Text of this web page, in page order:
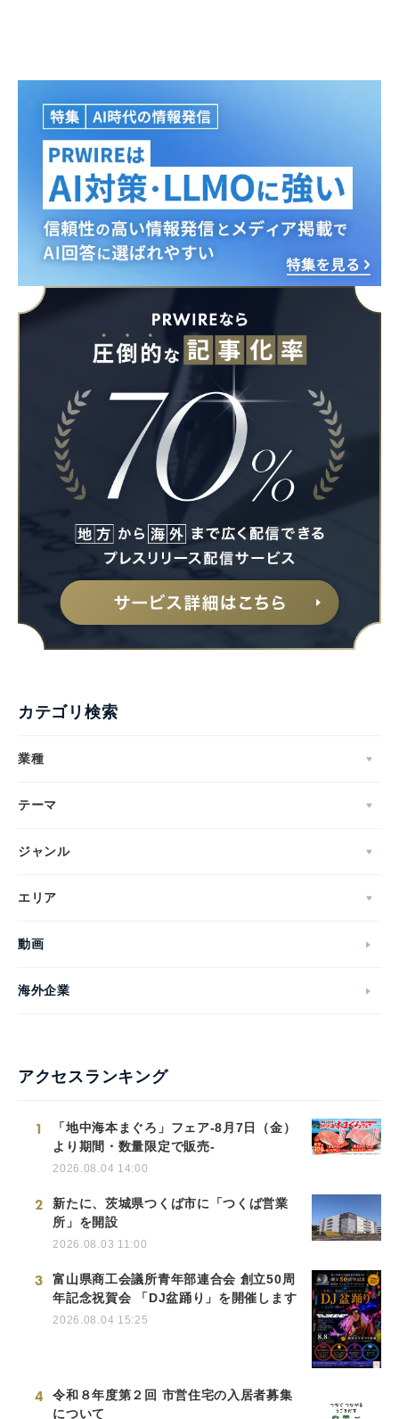
カテゴリ検索
業種
テーマ
ジャンル
エリア
動画
海外企業
アクセスランキング
1
「地中海本まぐろ」フェア-8月7日（金）
より期間・数量限定で販売-
2026.08.04 14:00
2
新たに、茨城県つくば市に「つくば営業
所」を開設
2026.08.03 11:00
3
富山県商工会議所青年部連合会 創立50周
年記念祝賀会 「DJ盆踊り」を開催します
2026.08.04 15:25
4
令和８年度第２回 市営住宅の入居者募集
について
Japanese
English